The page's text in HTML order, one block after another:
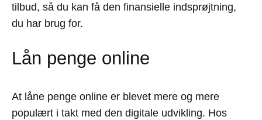
tilbud, så du kan få den finansielle indsprøjtning,
du har brug for.
Lån penge online
At låne penge online er blevet mere og mere
populært i takt med den digitale udvikling. Hos